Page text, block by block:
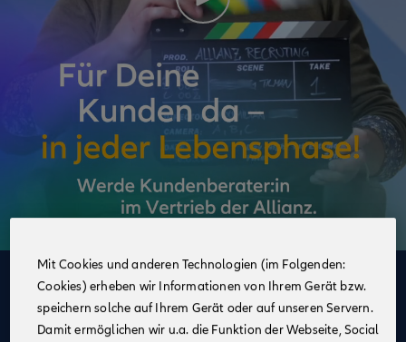
Deine Vorteile
im Vertrieb der Allianz
Mit Cookies und anderen Technologien (im Folgenden:
Cookies) erheben wir Informationen von Ihrem Gerät bzw.
speichern solche auf Ihrem Gerät oder auf unseren Servern.
Damit ermöglichen wir u.a. die Funktion der Webseite, Social